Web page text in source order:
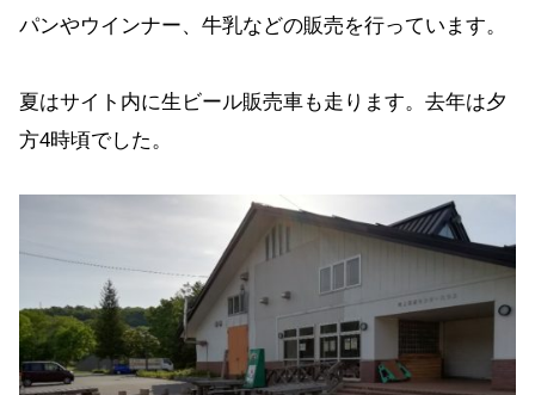
パンやウインナー、牛乳などの販売を行っています。
夏はサイト内に生ビール販売車も走ります。去年は夕
方4時頃でした。